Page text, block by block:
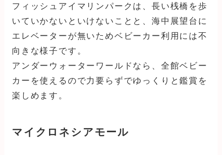
フィッシュアイマリンパークは、長い桟橋を歩
いていかないといけないことと、海中展望台に
エレベーターが無いためベビーカー利用には不
向きな様子です。
アンダーウォーターワールドなら、全館ベビー
カーを使えるので力要らずでゆっくりと鑑賞を
楽しめます。
マイクロネシアモール